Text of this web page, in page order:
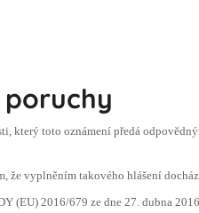
poruchy
který toto oznámení předá
že vyplněním takového hlášení
(EU) 2016/679 ze dne 27. dubna